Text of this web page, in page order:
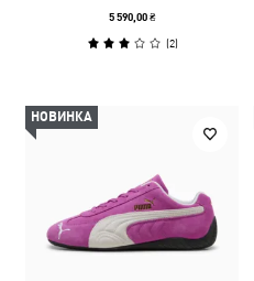
5 590,00 ₴
(2)
НОВИНКА